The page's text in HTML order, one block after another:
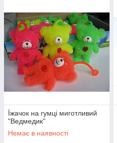
Їжачок на гумці миготливий
"Ведмедик"
Немає в наявності